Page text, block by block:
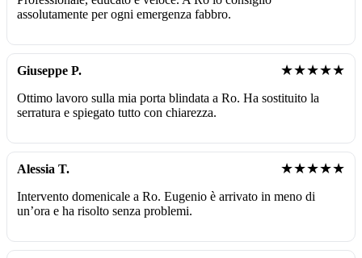
assolutamente per ogni emergenza fabbro.
Giuseppe P. ★★★★★
Ottimo lavoro sulla mia porta blindata a Ro. Ha sostituito la
serratura e spiegato tutto con chiarezza.
Alessia T. ★★★★★
Intervento domenicale a Ro. Eugenio è arrivato in meno di
un’ora e ha risolto senza problemi.